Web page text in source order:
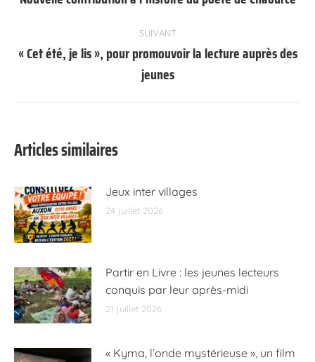
:
SUIVANT
Article
suivant
« Cet été, je lis », pour promouvoir la lecture auprès des
jeunes
Articles similaires
Jeux inter villages
24 juillet 2026
Partir en Livre : les jeunes lecteurs
conquis par leur après-midi
21 juillet 2026
« Kyma, l’onde mystérieuse », un film